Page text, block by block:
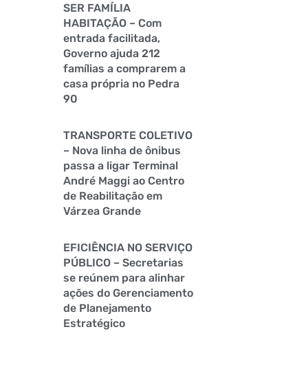
SER FAMÍLIA
HABITAÇÃO – Com
entrada facilitada,
Governo ajuda 212
famílias a comprarem a
casa própria no Pedra
90
TRANSPORTE COLETIVO
– Nova linha de ônibus
passa a ligar Terminal
André Maggi ao Centro
de Reabilitação em
Várzea Grande
EFICIÊNCIA NO SERVIÇO
PÚBLICO – Secretarias
se reúnem para alinhar
ações do Gerenciamento
de Planejamento
Estratégico